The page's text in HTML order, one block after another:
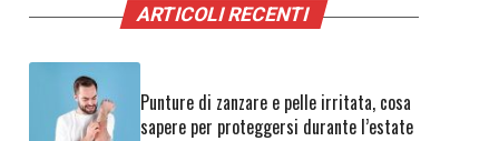
ARTICOLI RECENTI
Punture di zanzare e pelle irritata, cosa
sapere per proteggersi durante l’estate